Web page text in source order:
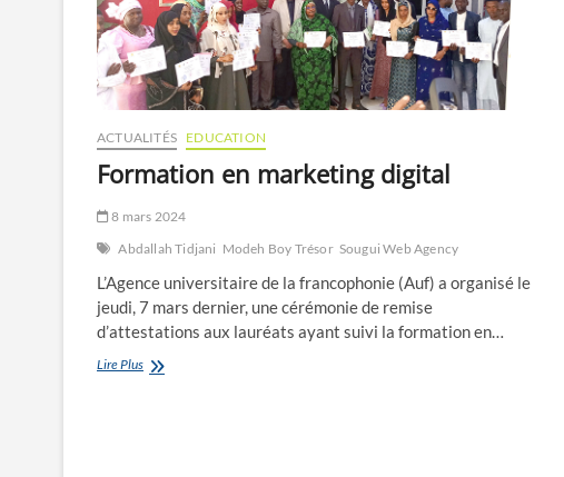
ACTUALITÉS EDUCATION
Formation en marketing digital
8 mars 2024
Abdallah Tidjani Modeh Boy Trésor Sougui Web Agency
L’Agence universitaire de la francophonie (Auf) a organisé le
jeudi, 7 mars dernier, une cérémonie de remise
d’attestations aux lauréats ayant suivi la formation en…
Lire PlusFormation